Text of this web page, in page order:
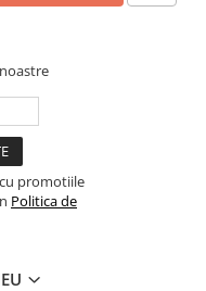
promotiile
Politica de